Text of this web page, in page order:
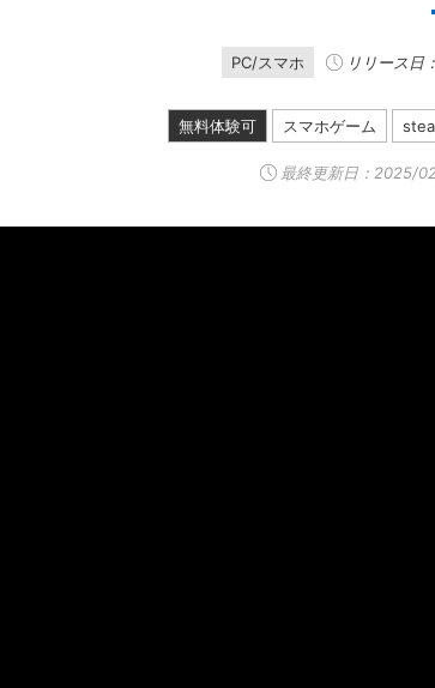
PC/スマホ リリース
無料体験可 スマホゲーム
最終更新日： 2025/